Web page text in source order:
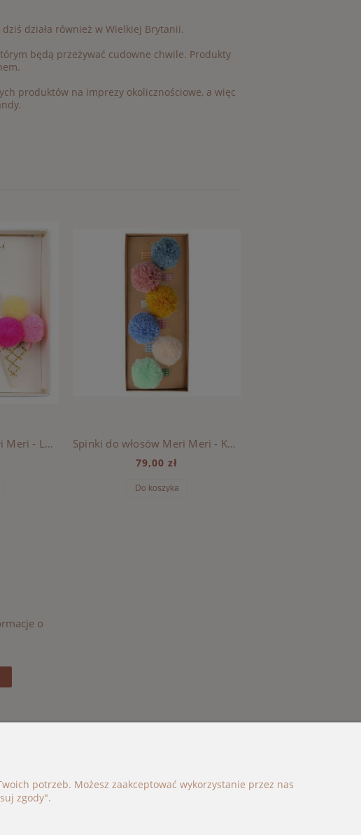
działa również w Wielkiej Brytanii.
będą przeżywać cudowne chwile. Produkty
produktów na imprezy okolicznościowe, a więc
Spinki do włosów Meri Meri - Lody Spinki do włosów Meri Meri - Kolorowe Pompony
79,00 zł
Do koszyka
o
potrzeb. Możesz zaakceptować wykorzystanie przez nas
zgody".